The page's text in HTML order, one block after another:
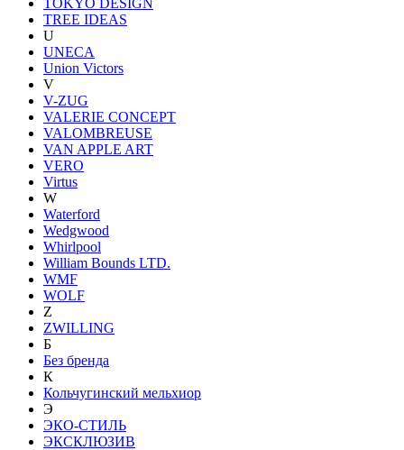
TREE IDEAS
U
UNECA
Union Victors
V
V-ZUG
VALERIE CONCEPT
VALOMBREUSE
VAN APPLE ART
VERO
Virtus
W
Waterford
Wedgwood
Whirlpool
William Bounds LTD.
WMF
WOLF
Z
ZWILLING
Б
Без бренда
К
Кольчугинский мельхиор
Э
ЭКО-СТИЛЬ
ЭКСКЛЮЗИВ